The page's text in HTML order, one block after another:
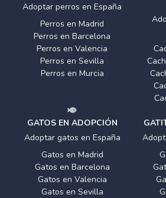
Adoptar perros en España
Perros en Madrid
Perros en Barcelona
Perros en Valencia
Perros en Sevilla
Perros en Murcia
GATOS EN ADOPCIÓN
Adoptar gatos en España
Gatos en Madrid
Gatos en Barcelona
Gatos en Valencia
Gatos en Sevilla